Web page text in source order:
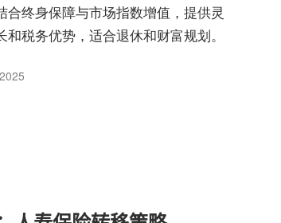
合终身保障与市场指数增值，提供灵
税务优势，适合退休和财富规划。